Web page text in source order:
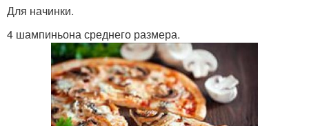
Для начинки.
4 шампиньона среднего размера.